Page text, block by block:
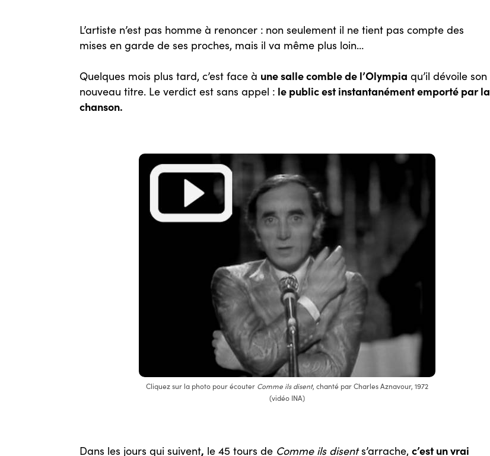
L’artiste n’est pas homme à renoncer : non seulement il ne tient pas compte des
mises en garde de ses proches, mais il va même plus loin…
Quelques mois plus tard, c’est face à une salle comble de l’Olympia qu’il dévoile son
nouveau titre. Le verdict est sans appel : le public est instantanément emporté par la
chanson.
Cliquez sur la photo pour écouter Comme ils disent, chanté par Charles Aznavour, 1972
(vidéo INA)
Dans les jours qui suivent, le 45 tours de Comme ils disents’arrache,c’est un vrai